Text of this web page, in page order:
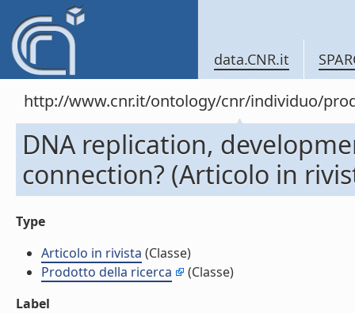
data.CNR.it
http://www.cnr.it/ontology/cnr/individuo/
DNA replication,
connection? (Articolo in
Type
Articolo in rivista (Classe)
Prodotto della ricerca
(Classe)
Label